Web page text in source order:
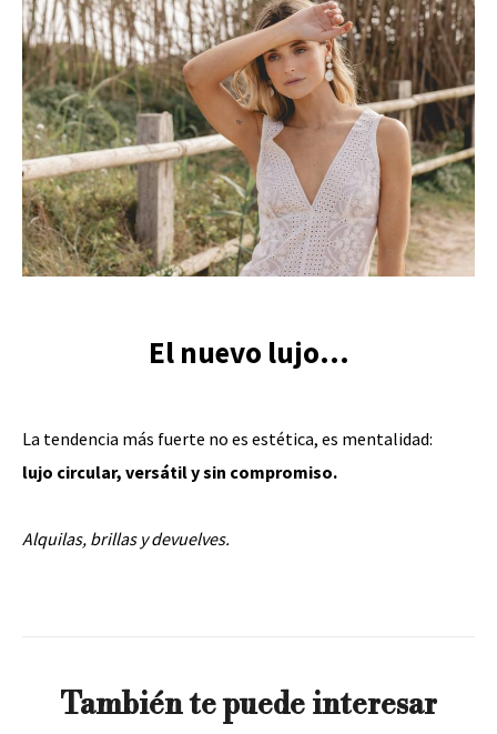
El nuevo lujo...
La tendencia más fuerte no es estética, es mentalidad:
lujo circular, versátil y sin compromiso.
Alquilas, brillas y devuelves.
También te puede interesar